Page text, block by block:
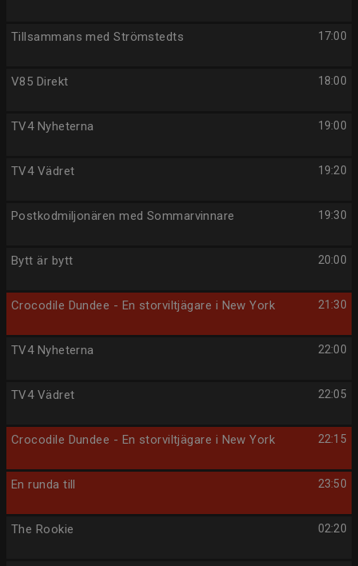
17:00
Tillsammans med Strömstedts
18:00
V85 Direkt
19:00
TV4 Nyheterna
19:20
TV4 Vädret
19:30
Postkodmiljonären med Sommarvinnare
20:00
Bytt är bytt
21:30
Crocodile Dundee - En storviltjägare i New York
22:00
TV4 Nyheterna
22:05
TV4 Vädret
22:15
Crocodile Dundee - En storviltjägare i New York
23:50
En runda till
02:20
The Rookie